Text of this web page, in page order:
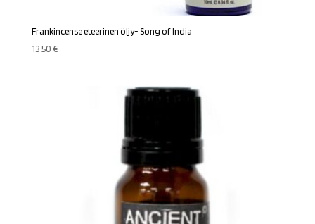
Frankincense eteerinen öljy- Song of India
13,50€